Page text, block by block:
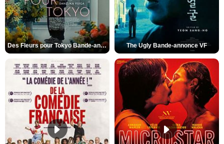
Des Fleurs pour Tokyo Bande-annonce VO STFR The Ugly Bande-annonce VF